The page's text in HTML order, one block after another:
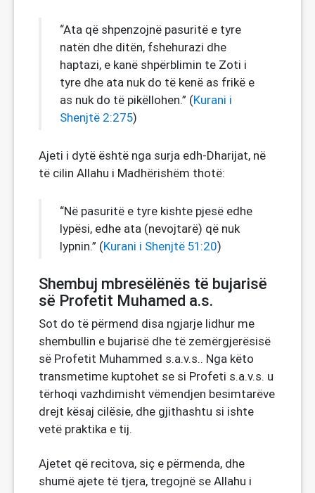
“Ata që shpenzojnë pasuritë e tyre
natën dhe ditën, fshehurazi dhe
haptazi, e kanë shpërblimin te Zoti i
tyre dhe ata nuk do të kenë as frikë e
as nuk do të pikëllohen.” (Kurani i
Shenjtë 2:275)
Ajeti i dytë është nga surja edh-Dharijat, në
të cilin Allahu i Madhërishëm thotë:
“Në pasuritë e tyre kishte pjesë edhe
lypësi, edhe ata (nevojtarë) që nuk
lypnin.” (Kurani i Shenjtë 51:20)
Shembuj mbresëlënës të bujarisë
së Profetit Muhamed a.s.
Sot do të përmend disa ngjarje lidhur me
shembullin e bujarisë dhe të zemërgjerësisë
së Profetit Muhammed s.a.v.s.. Nga këto
transmetime kuptohet se si Profeti s.a.v.s. u
tërhoqi vazhdimisht vëmendjen besimtarëve
drejt kësaj cilësie, dhe gjithashtu si ishte
vetë praktika e tij.
Ajetet që recitova, siç e përmenda, dhe
shumë ajete të tjera, tregojnë se Allahu i